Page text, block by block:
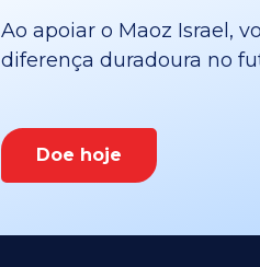
Ao apoiar o Maoz Israel,
diferença duradoura no
Doe hoje